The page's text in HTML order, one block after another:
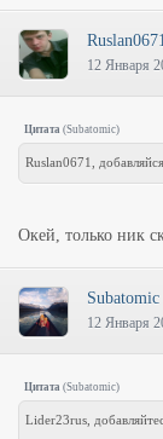
12 Января
Цитата (Subatomic)
Ruslan0671,
Окей, только ник
Subatomic
12 Января
Цитата (Subatomic)
Lider23rus,